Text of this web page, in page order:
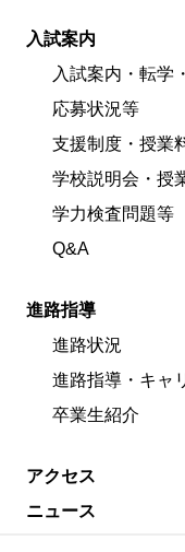
入試案内
入試案内・転学
応募状況等
支援制度・授業
学校説明会・授
学力検査問題等
Q&A
進路指導
進路状況
進路指導・キャ
卒業生紹介
アクセス
ニュース